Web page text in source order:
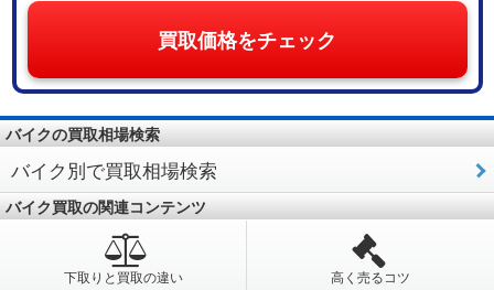
買取価格をチェック
バイクの買取相場検索
バイク別で買取相場検索
バイク買取の関連コンテンツ
下取りと買取の違い 高く売るコツ